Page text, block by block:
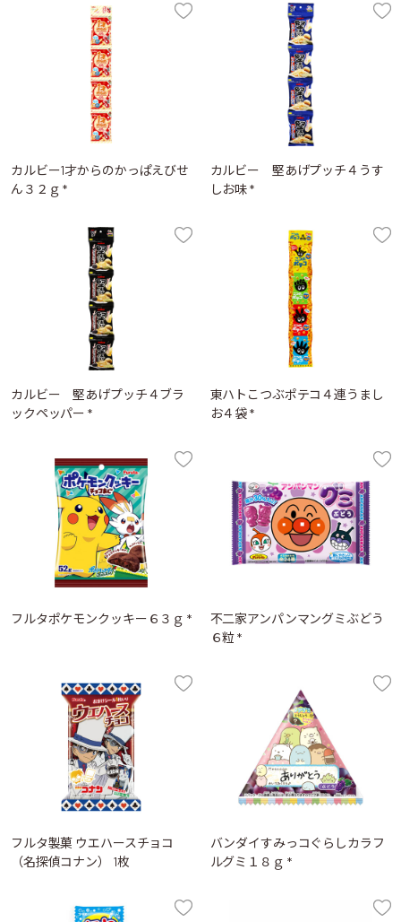
カルビー1才からのかっぱえびせ
ん３２ｇ *
カルビー 堅あげプッチ４うす
しお味 *
カルビー 堅あげプッチ４ブラ
ックペッパー *
東ハトこつぶポテコ４連うまし
お４袋 *
フルタポケモンクッキー６３ｇ *
不二家アンパンマングミぶどう
６粒 *
フルタ製菓 ウエハースチョコ
（名探偵コナン） 1枚
バンダイすみっコぐらしカラフ
ルグミ１８ｇ *